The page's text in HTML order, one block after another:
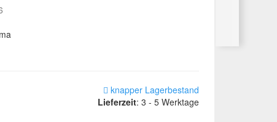
knapper Lagerbestand
Lieferzeit: 3 - 5 Werktage